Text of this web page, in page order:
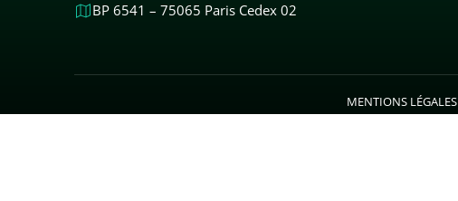
BP 6541 – 75065 Paris Cedex 02
MENTIONS LÉGALES